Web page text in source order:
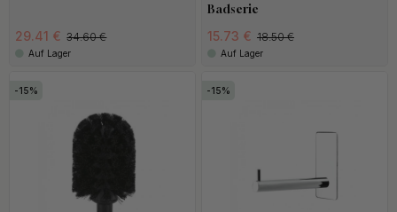
29.41 € 34.60 €
Auf Lager
Badserie
15.73 € 18.50 €
Auf Lager
15 15